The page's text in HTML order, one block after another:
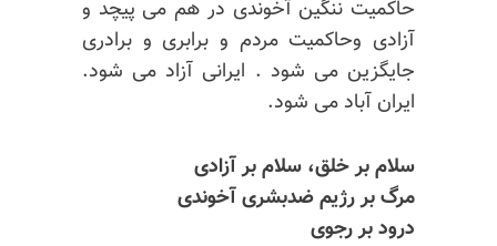
حاکمیت ننگین آخوندی در هم می پیچد و
آزادی وحاکمیت مردم و برابری و برادری
جایگزین می شود . ایرانی آزاد می شود.
ایران آباد می شود.
سلام بر خلق، سلام بر آزادی
مرگ بر رژیم ضدبشری آخوندی
درود بر رجوی